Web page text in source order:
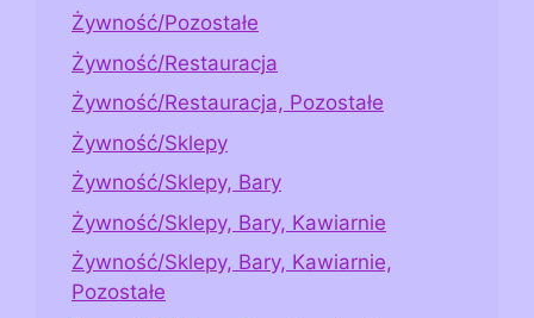
Żywność/Pozostałe
Żywność/Restauracja
Żywność/Restauracja, Pozostałe
Żywność/Sklepy
Żywność/Sklepy, Bary
Żywność/Sklepy, Bary, Kawiarnie
Żywność/Sklepy, Bary, Kawiarnie,
Pozostałe